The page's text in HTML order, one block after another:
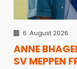
6. August 2026
ANNE
SV MEPPEN